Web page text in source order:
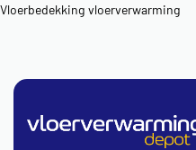
Vloerbedekking vloerverwarming